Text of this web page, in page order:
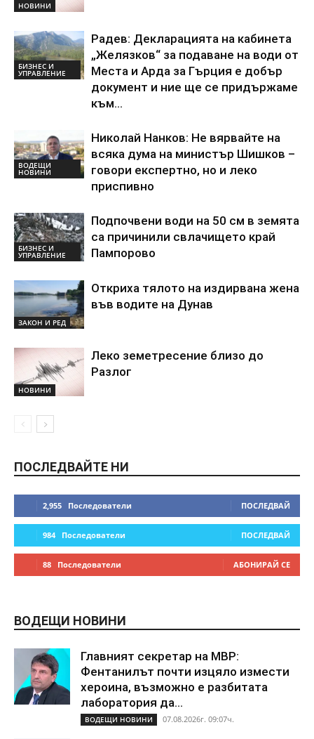
НОВИНИ
БИЗНЕС И
УПРАВЛЕНИЕ
Радев: Декларацията на кабинета
„Желязков“ за подаване на води от
Места и Арда за Гърция е добър
документ и ние ще се придържаме
към...
ВОДЕЩИ
НОВИНИ
Николай Нанков: Не вярвайте на
всяка дума на министър Шишков –
говори експертно, но и леко
приспивно
БИЗНЕС И
УПРАВЛЕНИЕ
Подпочвени води на 50 см в земята
са причинили свлачището край
Пампорово
ЗАКОН И РЕД
Откриха тялото на издирвана жена
във водите на Дунав
НОВИНИ
Леко земетресение близо до
Разлог
ПОСЛЕДВАЙТЕ НИ
2,955 Последователи ПОСЛЕДВАЙ
984 Последователи ПОСЛЕДВАЙ
88 Последователи АБОНИРАЙ СЕ
ВОДЕЩИ НОВИНИ
Главният секретар на МВР:
Фентанилът почти изцяло измести
хероина, възможно е разбитата
лаборатория да...
ВОДЕЩИ НОВИНИ 07.08.2026г. 09:07ч.